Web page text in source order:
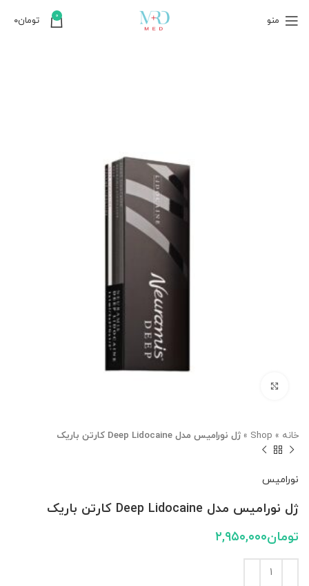
منو 0 تومان۰
خانه »
Shop
» ژل نورامیس مدل Deep Lidocaine کارتن باریک
نورامیس
ژل نورامیس مدل Deep Lidocaine کارتن باریک
تومان۲,۹۵۰,۰۰۰